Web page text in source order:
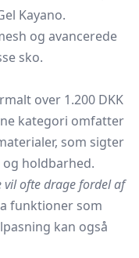
Kayano.
og avancerede
sko.
over 1.200 DKK
kategori omfatter
som sigter
holdbarhed.
vil ofte drage fordel af
funktioner som
kan også